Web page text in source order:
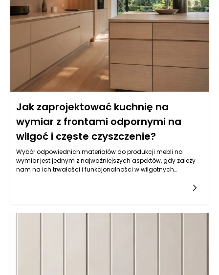
Jak zaprojektować kuchnię na
wymiar z frontami odpornymi na
wilgoć i częste czyszczenie?
Wybór odpowiednich materiałów do produkcji mebli na
wymiar jest jednym z najważniejszych aspektów, gdy zależy
nam na ich trwałości i funkcjonalności w wilgotnych
sklejka wodoodporna. Istotne jest, aby materiał miał